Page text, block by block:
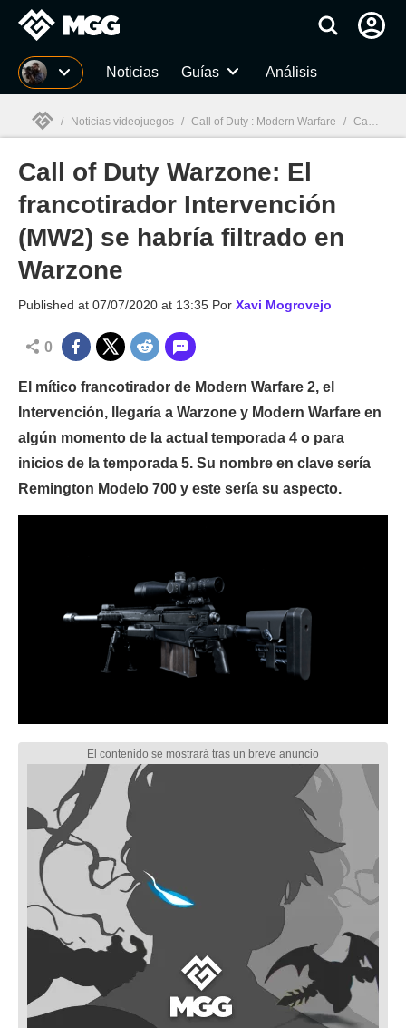
MGG Noticias Guías Análisis
MGG
/ Noticias videojuegos / Call of Duty : Modern Warfare / Call of Duty Warzone: El francotirador Intervención (MW2) se habría filtrado en Warzone
Call of Duty Warzone: El
francotirador Intervención
(MW2) se habría filtrado en
Warzone
Published at 07/07/2020 at 13:35 Por Xavi Mogrovejo
0
El mítico francotirador de Modern Warfare 2, el
Intervención, llegaría a Warzone y Modern Warfare en
algún momento de la actual temporada 4 o para
inicios de la temporada 5. Su nombre en clave sería
Remington Modelo 700 y este sería su aspecto.